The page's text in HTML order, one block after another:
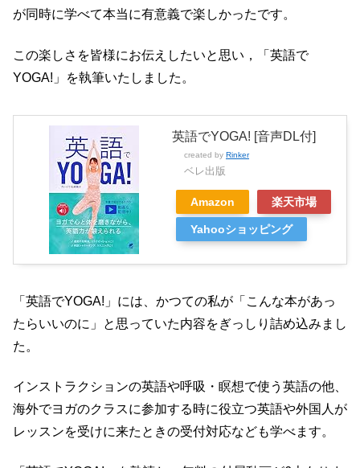
が同時に学べて本当に有意義で楽しかったです。
この楽しさを皆様にお伝えしたいと思い，「英語で
YOGA!」を執筆いたしました。
英語でYOGA! [音声DL付]
created by Rinker
ベレ出版
Amazon 楽天市場
Yahooショッピング
「英語でYOGA!」には、かつての私が「こんな本があっ
たらいいのに」と思っていた内容をぎっしり詰め込みまし
た。
インストラクションの英語や呼吸・瞑想で使う英語の他、
海外でヨガのクラスに参加する時に役立つ英語や外国人が
レッスンを受けに来たときの受付対応なども学べます。